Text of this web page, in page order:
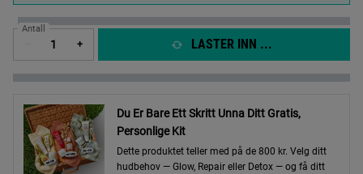
Antall
+ LASTER INN ...
Du Er Bare Ett Skritt Unna Ditt Gratis,
Personlige Kit
Dette produktet teller med på de 800 kr. Velg ditt
hudbehov — Glow, Repair eller Detox — og få ditt